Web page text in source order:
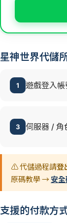
星神世界代儲
1 遊戲登入帳
3 伺服器 / 角
⚠️ 代儲過程請登
原碼教學 →安
支援的付款方